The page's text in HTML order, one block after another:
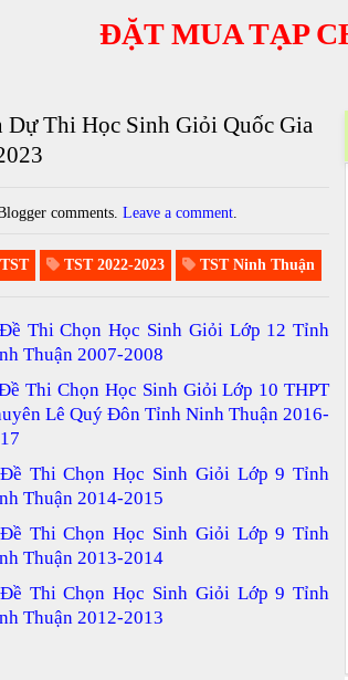
ĐẶT MUA TẠP CHÍ/
Thi Học Sinh Giỏi Quốc Gia
comments.Leave a comment
TST 2022-2023 TST Ninh Thuận
Đề Thi Chọn Học Sinh Giỏi Lớp 12 Tỉnh
Thuận 2007-2008
Thi Chọn Học Sinh Giỏi Lớp 10 THPT
Lê Quý Đôn Tỉnh Ninh Thuận 2016-
Đề Thi Chọn Học Sinh Giỏi Lớp 9 Tỉnh
Thuận 2014-2015
Đề Thi Chọn Học Sinh Giỏi Lớp 9 Tỉnh
Thuận 2013-2014
Đề Thi Chọn Học Sinh Giỏi Lớp 9 Tỉnh
Thuận 2012-2013